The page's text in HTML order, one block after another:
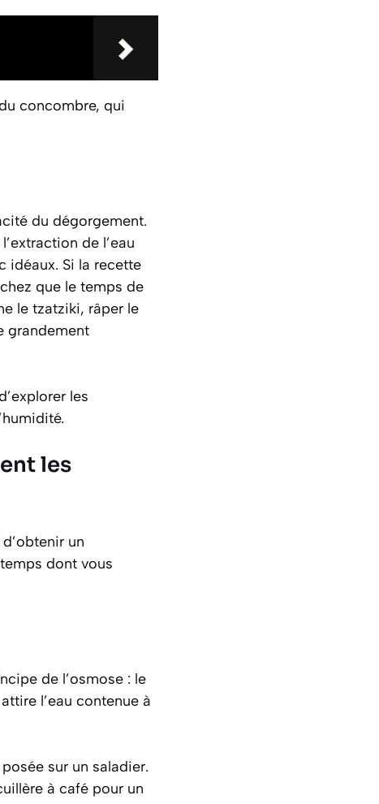
concombre, qui
du dégorgement.
de l’eau
idéaux. Si la recette
que le temps de
le tzatziki, râper le
grandement
les
les
un
dont vous
de l’osmose : le
l’eau contenue à
sur un saladier.
à café pour un